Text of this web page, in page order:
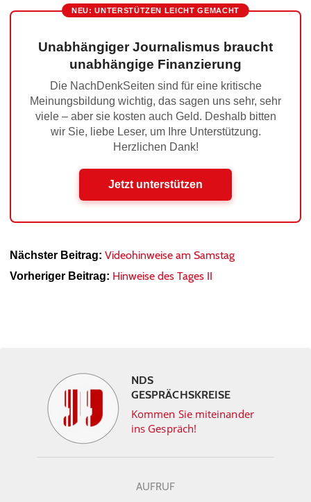
NEU: UNTERSTÜTZEN LEICHT GEMACHT
Unabhängiger Journalismus braucht
unabhängige Finanzierung
Die NachDenkSeiten sind für eine kritische
Meinungsbildung wichtig, das sagen uns sehr, sehr
viele – aber sie kosten auch Geld. Deshalb bitten
wir Sie, liebe Leser, um Ihre Unterstützung.
Herzlichen Dank!
Jetzt unterstützen
Nächster Beitrag: Videohinweise am Samstag
Vorheriger Beitrag: Hinweise des Tages II
NDS
GESPRÄCHSKREISE
Kommen Sie miteinander
ins Gespräch!
AUFRUF